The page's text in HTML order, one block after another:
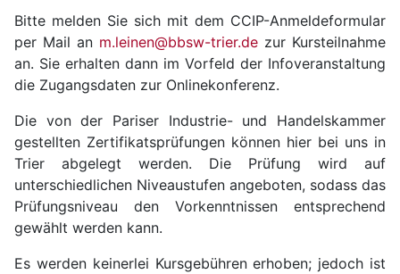
Bitte melden Sie sich mit dem CCIP-Anmeldeformular
per Mail an m.leinen@bbsw-trier.de zur Kursteilnahme
an. Sie erhalten dann im Vorfeld der Infoveranstaltung
die Zugangsdaten zur Onlinekonferenz.
Die von der Pariser Industrie- und Handelskammer
gestellten Zertifikatsprüfungen können hier bei uns in
Trier abgelegt werden. Die Prüfung wird auf
unterschiedlichen Niveaustufen angeboten, sodass das
Prüfungsniveau den Vorkenntnissen entsprechend
gewählt werden kann.
Es werden keinerlei Kursgebühren erhoben; jedoch ist